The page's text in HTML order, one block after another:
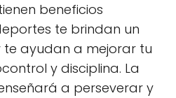
beneficios
te brindan un
ayudan a mejorar tu
y disciplina. La
a perseverar y